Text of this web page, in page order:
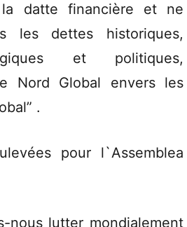
datte financière et ne
les dettes historiques,
et politiques,
Nord Global envers les
.
pour l`Assemblea
nous lutter mondialement